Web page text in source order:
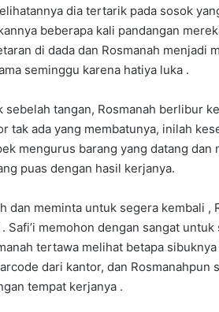
dia tertarik pada sosok
beberapa kali pandangan
di dada dan Rosmanah menjadi
seminggu karena hatiya luka .
tangan, Rosmanah berlibur
tak ada yang membatunya, inilah
mengurus barang yang datang dan
puas dengan hasil kerjanya.
dan meminta untuk segera kembali ,
memohon dengan sangat untuk
tertawa melihat betapa
dari kantor, dan Rosmanahpun
tempat kerjanya .